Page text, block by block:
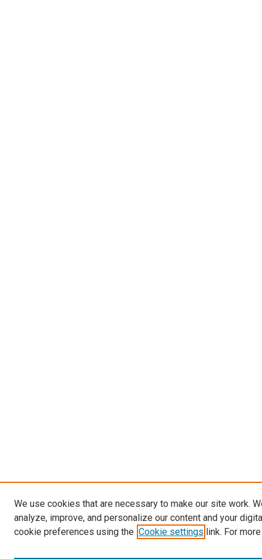
We use cookies that are necessary to make our site work.
analyze, improve, and personalize our content and your
cookie preferences using the Cookie settings link. For